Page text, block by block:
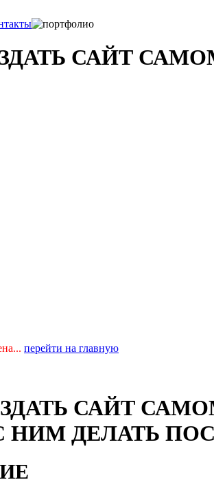
САЙТ
перейти на главную
САЙТ
НИМ ДЕЛАТЬ